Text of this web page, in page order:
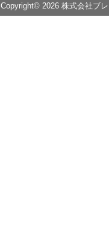
Copyright© 2026 株式会社ブ